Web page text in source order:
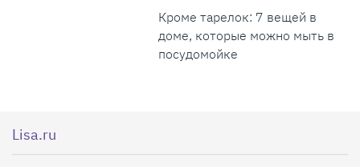
Кроме тарелок: 7 вещей в
доме, которые можно мыть в
посудомойке
Lisa.ru